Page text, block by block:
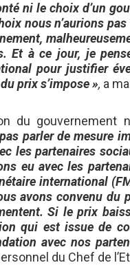
ni le choix d’un
nous n’aurions
à ce jour, je
pour justifier
prix s’impose », a
du gouvernement
parler de mesure
les partenaires
eu avec les
international
avons convenu
Si le prix
qui est issue de
avec nos
du Chef de